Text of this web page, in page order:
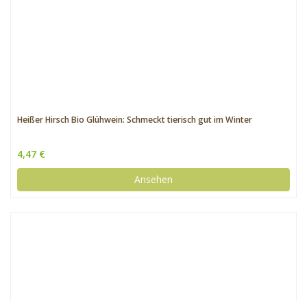
Heißer Hirsch Bio Glühwein: Schmeckt tierisch gut im Winter
4,47 €
Ansehen